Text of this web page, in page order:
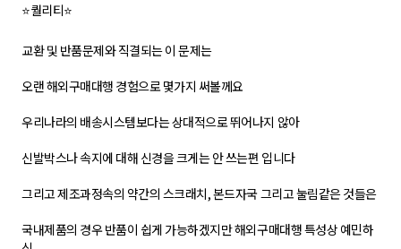
⭐퀄리티⭐
교환 및 반품문제와 직결되는 이 문제는
오랜 해외구매대행 경험으로 몇가지 써볼께요
우리나라의 배송시스템보다는 상대적으로 뛰어나지 않아
신발박스나 속지에 대해 신경을 크게는 안 쓰는편 입니다
그리고 제조과정속의 약간의 스크래치, 본드자국 그리고 눌림같은 것들은
국내제품의 경우 반품이 쉽게 가능하겠지만 해외구매대행 특성상 예민하